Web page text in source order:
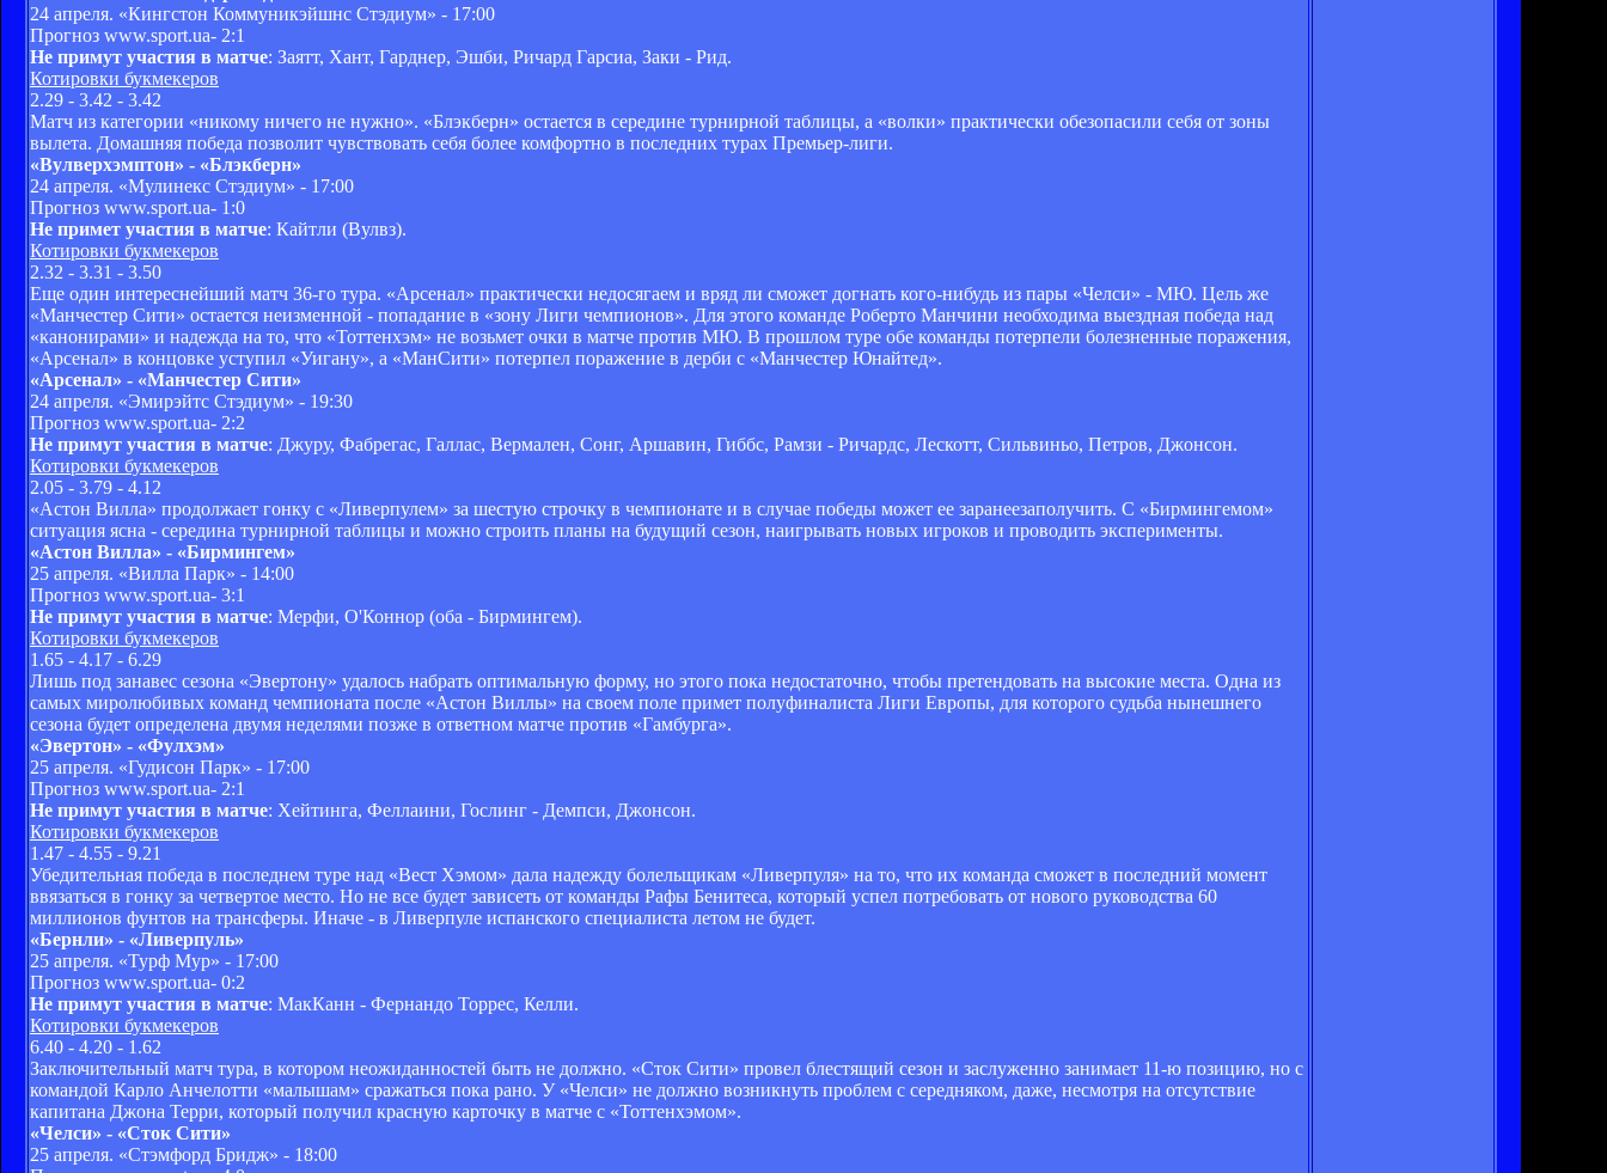
24 апреля. «Кингстон Коммуникэйшнс Стэдиум» - 17:00
Прогноз www.sport.ua- 2:1
Не примут участия в матче: Заятт, Хант, Гарднер, Эшби, Ричард Гарсиа, Заки - Рид.
Котировки букмекеров
2.29 - 3.42 - 3.42
Матч из категории «никому ничего не нужно». «Блэкберн» остается в середине турнирной таблицы, а «волки» практически обезопасили себя от зоны
вылета. Домашняя победа позволит чувствовать себя более комфортно в последних турах Премьер-лиги.
«Вулверхэмптон» - «Блэкберн»
24 апреля. «Мулинекс Стэдиум» - 17:00
Прогноз www.sport.ua- 1:0
Не примет участия в матче: Кайтли (Вулвз).
Котировки букмекеров
2.32 - 3.31 - 3.50
Еще один интереснейший матч 36-го тура. «Арсенал» практически недосягаем и вряд ли сможет догнать кого-нибудь из пары «Челси» - МЮ. Цель же
«Манчестер Сити» остается неизменной - попадание в «зону Лиги чемпионов». Для этого команде Роберто Манчини необходима выездная победа над
«канонирами» и надежда на то, что «Тоттенхэм» не возьмет очки в матче против МЮ. В прошлом туре обе команды потерпели болезненные поражения,
«Арсенал» в концовке уступил «Уигану», а «МанСити» потерпел поражение в дерби с «Манчестер Юнайтед».
«Арсенал» - «Манчестер Сити»
24 апреля. «Эмирэйтс Стэдиум» - 19:30
Прогноз www.sport.ua- 2:2
Не примут участия в матче: Джуру, Фабрегас, Галлас, Вермален, Сонг, Аршавин, Гиббс, Рамзи - Ричардс, Лескотт, Сильвиньо, Петров, Джонсон.
Котировки букмекеров
2.05 - 3.79 - 4.12
«Астон Вилла» продолжает гонку с «Ливерпулем» за шестую строчку в чемпионате и в случае победы может ее заранеезаполучить. С «Бирмингемом»
ситуация ясна - середина турнирной таблицы и можно строить планы на будущий сезон, наигрывать новых игроков и проводить эксперименты.
«Астон Вилла» - «Бирмингем»
25 апреля. «Вилла Парк» - 14:00
Прогноз www.sport.ua- 3:1
Не примут участия в матче: Мерфи, О'Коннор (оба - Бирмингем).
Котировки букмекеров
1.65 - 4.17 - 6.29
Лишь под занавес сезона «Эвертону» удалось набрать оптимальную форму, но этого пока недостаточно, чтобы претендовать на высокие места. Одна из
самых миролюбивых команд чемпионата после «Астон Виллы» на своем поле примет полуфиналиста Лиги Европы, для которого судьба нынешнего
сезона будет определена двумя неделями позже в ответном матче против «Гамбурга».
«Эвертон» - «Фулхэм»
25 апреля. «Гудисон Парк» - 17:00
Прогноз www.sport.ua- 2:1
Не примут участия в матче: Хейтинга, Феллаини, Гослинг - Демпси, Джонсон.
Котировки букмекеров
1.47 - 4.55 - 9.21
Убедительная победа в последнем туре над «Вест Хэмом» дала надежду болельщикам «Ливерпуля» на то, что их команда сможет в последний момент
ввязаться в гонку за четвертое место. Но не все будет зависеть от команды Рафы Бенитеса, который успел потребовать от нового руководства 60
миллионов фунтов на трансферы. Иначе - в Ливерпуле испанского специалиста летом не будет.
«Бернли» - «Ливерпуль»
25 апреля. «Турф Мур» - 17:00
Прогноз www.sport.ua- 0:2
Не примут участия в матче: МакКанн - Фернандо Торрес, Келли.
Котировки букмекеров
6.40 - 4.20 - 1.62
Заключительный матч тура, в котором неожиданностей быть не должно. «Сток Сити» провел блестящий сезон и заслуженно занимает 11-ю позицию, но с
командой Карло Анчелотти «малышам» сражаться пока рано. У «Челси» не должно возникнуть проблем с середняком, даже, несмотря на отсутствие
капитана Джона Терри, который получил красную карточку в матче с «Тоттенхэмом».
«Челси» - «Сток Сити»
25 апреля. «Стэмфорд Бридж» - 18:00